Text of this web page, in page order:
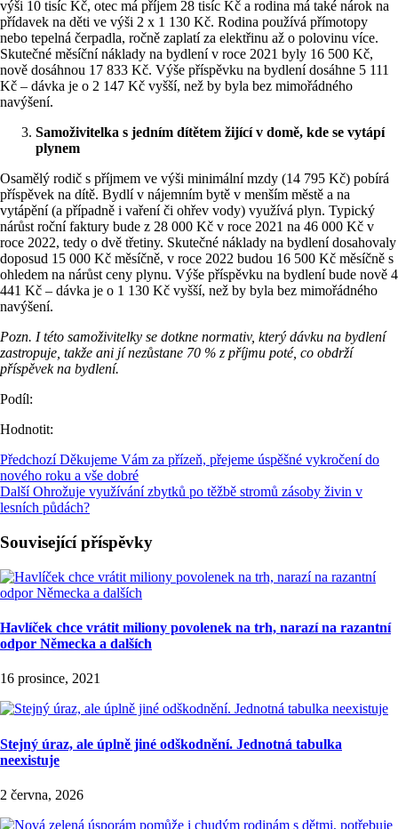
výši 10 tisíc Kč, otec má příjem 28 tisíc Kč a rodina má také nárok na
přídavek na děti ve výši 2 x 1 130 Kč. Rodina používá přímotopy
nebo tepelná čerpadla, ročně zaplatí za elektřinu až o polovinu více.
Skutečné měsíční náklady na bydlení v roce 2021 byly 16 500 Kč,
nově dosáhnou 17 833 Kč. Výše příspěvku na bydlení dosáhne 5 111
Kč – dávka je o 2 147 Kč vyšší, než by byla bez mimořádného
navýšení.
Samoživitelka s jedním dítětem žijící v domě, kde se vytápí
plynem
Osamělý rodič s příjmem ve výši minimální mzdy (14 795 Kč) pobírá
příspěvek na dítě. Bydlí v nájemním bytě v menším městě a na
vytápění (a případně i vaření či ohřev vody) využívá plyn. Typický
nárůst roční faktury bude z 28 000 Kč v roce 2021 na 46 000 Kč v
roce 2022, tedy o dvě třetiny. Skutečné náklady na bydlení dosahovaly
doposud 15 000 Kč měsíčně, v roce 2022 budou 16 500 Kč měsíčně s
ohledem na nárůst ceny plynu. Výše příspěvku na bydlení bude nově 4
441 Kč – dávka je o 1 130 Kč vyšší, než by byla bez mimořádného
navýšení.
Pozn. I této samoživitelky se dotkne normativ, který dávku na bydlení
zastropuje, takže ani jí nezůstane 70 % z příjmu poté, co obdrží
příspěvek na bydlení.
Podíl:
Hodnotit:
Předchozí Děkujeme Vám za přízeň, přejeme úspěšné vykročení do
nového roku a vše dobré
Další Ohrožuje využívání zbytků po těžbě stromů zásoby živin v
lesních půdách?
Související příspěvky
Havlíček chce vrátit miliony povolenek na trh, narazí na razantní
odpor Německa a dalších
16 prosince, 2021
Stejný úraz, ale úplně jiné odškodnění. Jednotná tabulka
neexistuje
2 června, 2026